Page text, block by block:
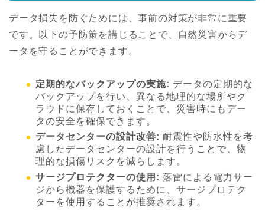
データ損失を防ぐためには、事前の対策が非常に重要
です。以下の予防策を講じることで、自然災害からデ
ータを守ることができます。
定期的なバックアップの実施: データの定期的な
バックアップを行い、異なる地理的な場所やク
ラウドに保存しておくことで、災害時にもデー
タの安全を確保できます。
データセンターの設計改善: 耐震性や防水性を考
慮したデータセンターの設計を行うことで、物
理的な損傷リスクを減らします。
サージプロテクターの使用: 落雷による電力サー
ジから機器を保護するために、サージプロテク
ターを使用することが推奨されます。